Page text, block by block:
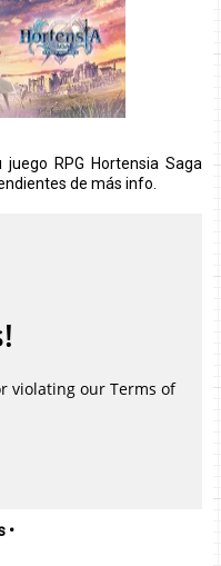
RPG Hortensia Saga
de más info.
•